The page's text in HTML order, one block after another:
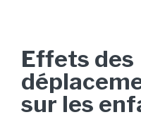
Effets des
sur les